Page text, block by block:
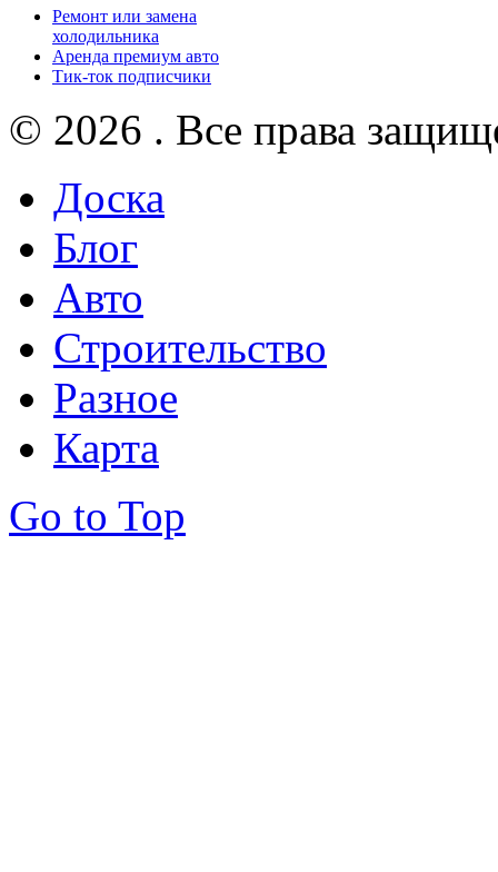
Ремонт или замена
холодильника
Аренда премиум авто
Тик-ток подписчики
© 2026 . Все права
Доска
Блог
Авто
Строительство
Разное
Карта
Go to Top